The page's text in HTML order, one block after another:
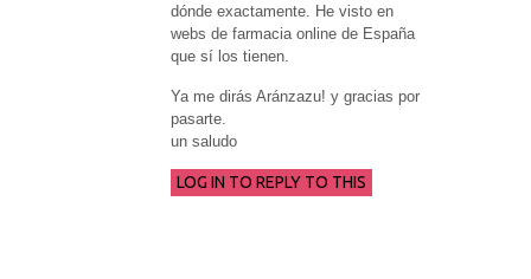
dónde exactamente. He visto en
webs de farmacia online de España
que sí los tienen.
Ya me dirás Aránzazu! y gracias por
pasarte.
un saludo
LOG IN TO REPLY TO THIS